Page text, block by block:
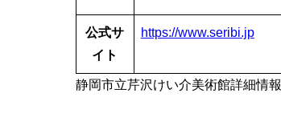
公式サ
イト
https://www.seribi.jp
静岡市立芹沢けい介美術館詳細情報